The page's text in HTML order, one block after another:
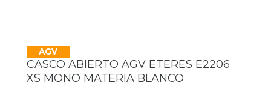
AGV
CASCO ABIERTO AGV ETERES E2206
XS MONO MATERIA BLANCO